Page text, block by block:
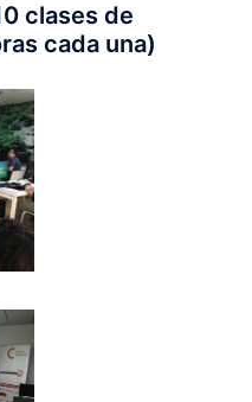
clases de
cada una)